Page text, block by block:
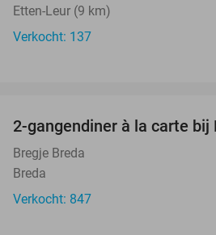
Etten-Leur (9 km)
Verkocht: 137
2-gangendiner à la carte bij
Bregje Breda
Breda
Verkocht: 847